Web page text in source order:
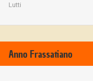
Lutti
Anno Frassatiano